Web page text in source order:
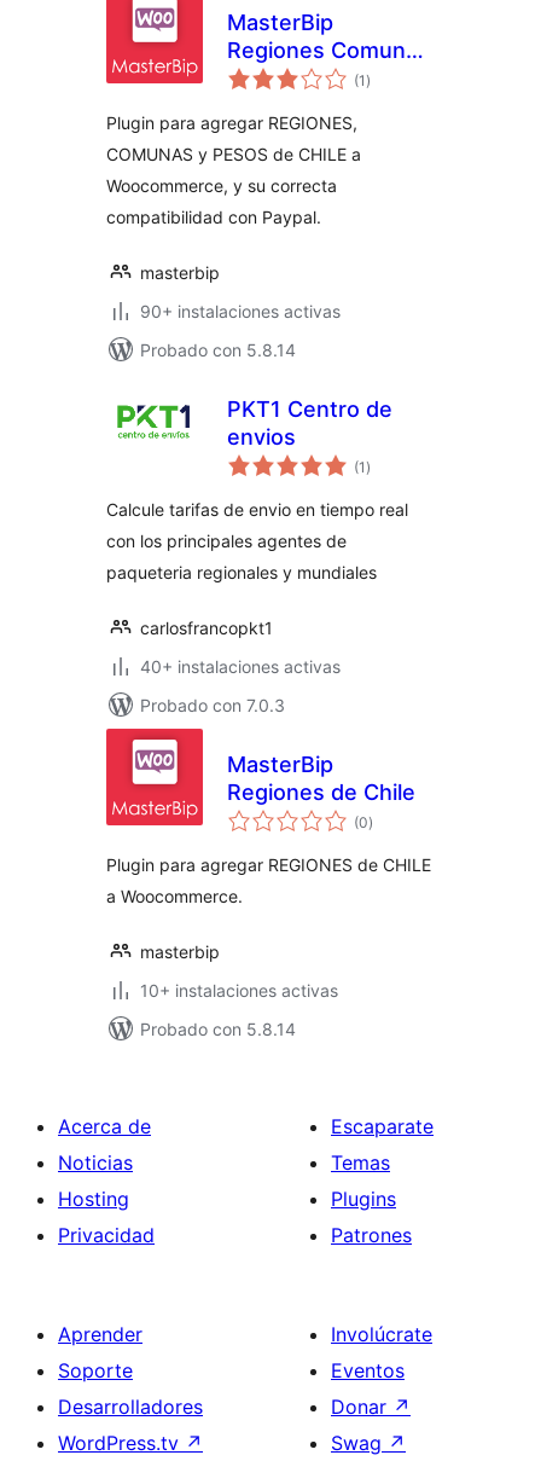
MasterBip
Regiones Comunas
y Pesos de Chile
(1 total
de
)
Plugin para agregar REGIONES,
COMUNAS y PESOS de CHILE a
Woocommerce, y su correcta
compatibilidad con Paypal.
masterbip
90+ instalaciones activas
Probado con 5.8.14
PKT1 Centro de
envios
(1 total
de
)
Calcule tarifas de envio en tiempo real
con los principales agentes de
paqueteria regionales y mundiales
carlosfrancopkt1
40+ instalaciones activas
Probado con 7.0.3
MasterBip
Regiones de Chile
(0total
de
)
Plugin para agregar REGIONES de CHILE
a Woocommerce.
masterbip
10+ instalaciones activas
Probado con 5.8.14
Acerca de
Noticias
Hosting
Privacidad
Escaparate
Temas
Plugins
Patrones
Aprender
Soporte
Desarrolladores
WordPress.tv ↗
Involúcrate
Eventos
Donar ↗
Swag ↗